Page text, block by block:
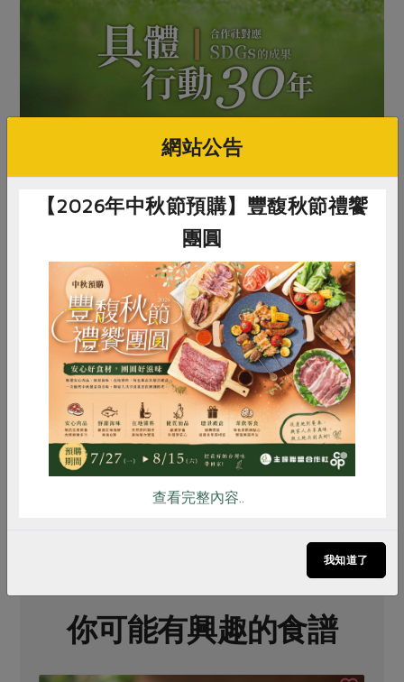
原文刊登於 2023年06月229期
具體行動30年
# 飯糰 # 野餐 # 紫蘇梅 # 米
# 食譜 # 創意料理 # 雞肉 # 芝麻
# 米酒
你可能有興趣的食譜
惜食 RPET 食譜 減硝酸鹽
雞蛋 食安 共同購買
網站公告
【2026年中秋節預購】豐馥秋節禮饗
團圓
查看完整內容..
我知道了